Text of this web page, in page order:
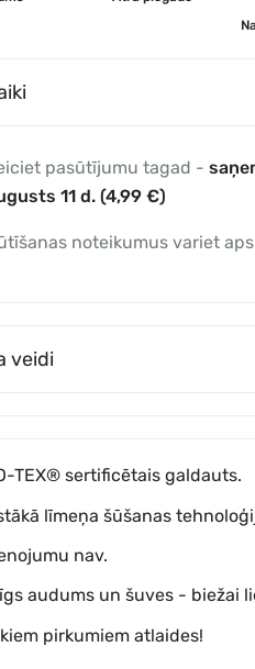
pasūtījumu tagad -
11 d. (4,99 €)
noteikumus variet
veidi
TEX® sertificētais galdauts.
līmeņa šūšanas
nav.
audums un šuves - biežai
pirkumiem atlaides!